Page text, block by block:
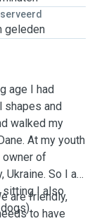
geleden
age I had
shapes and
walked my
At my youth
owner of
So I am
sitting I also
are friendly,
to have